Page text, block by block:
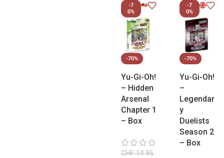
-7
0%
-70%
Yu-Gi-Oh!
– Hidden
Arsenal
Chapter 1
– Box
CHF14.95
-7
0%
-70%
Yu-Gi-Oh!
–
Legendar
y
Duelists
Season 2
– Box